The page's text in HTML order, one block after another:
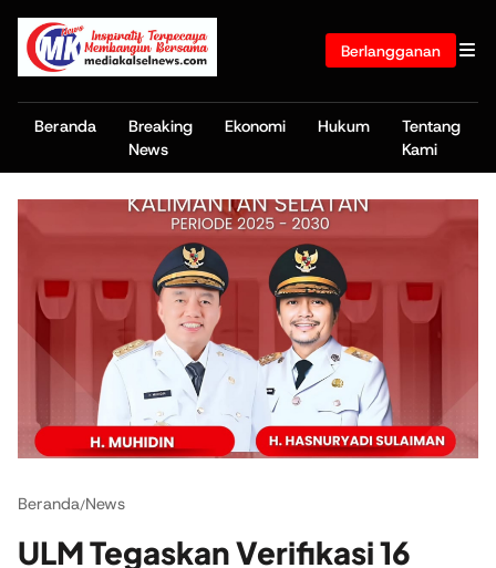
Berlangganan
Beranda
Breaking
News
Ekonomi Hukum
Tentang
Kami
Beranda/News
ULM Tegaskan Verifikasi 16